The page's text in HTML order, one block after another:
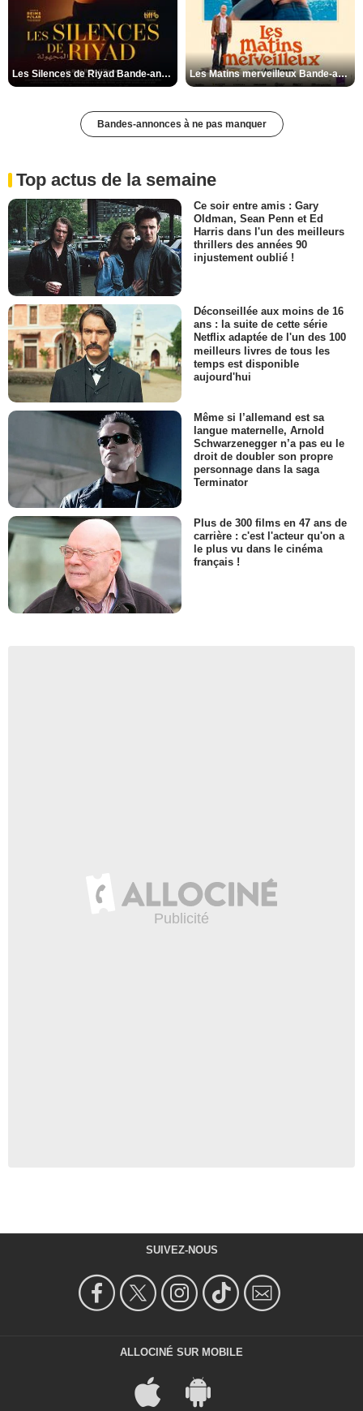
Les Silences de Riyad Bande-annonce VO STFR Les Matins merveilleux Bande-annonce VF
Bandes-annonces à ne pas manquer
Top actus de la semaine
Ce soir entre amis : Gary
Oldman, Sean Penn et Ed
Harris dans l'un des meilleurs
thrillers des années 90
injustement oublié !
Déconseillée aux moins de 16
ans : la suite de cette série
Netflix adaptée de l'un des 100
meilleurs livres de tous les
temps est disponible
aujourd'hui
Même si l’allemand est sa
langue maternelle, Arnold
Schwarzenegger n’a pas eu le
droit de doubler son propre
personnage dans la saga
Terminator
Plus de 300 films en 47 ans de
carrière : c'est l'acteur qu'on a
le plus vu dans le cinéma
français !
SUIVEZ-NOUS
ALLOCINÉ SUR MOBILE